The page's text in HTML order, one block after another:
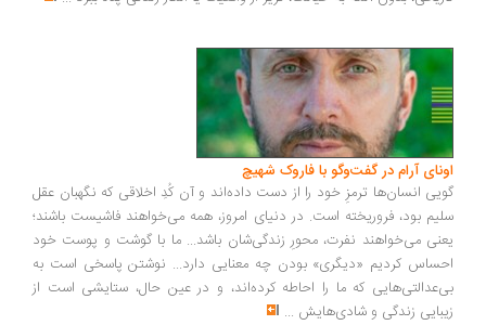
آرام در گفت‌وگو با فاروک شهیچ‭
انسان‌ها ترمزِ خود را از دست داده‌اند و آن کُدِ اخلاقی که نگهبان عقل
بود، فروریخته است. در دنیای امروز، همه می‌خواهند فاشیست باشند؛
می‌خواهند نفرت، محورِ زندگی‌شان باشد... ما با گوشت و پوست خود
کردیم «دیگری» بودن چه معنایی دارد... نوشتن پاسخی است به
که ما را احاطه کرده‌اند، و در عین حال، ستایشی است از
زندگی و شادی‌هایش...